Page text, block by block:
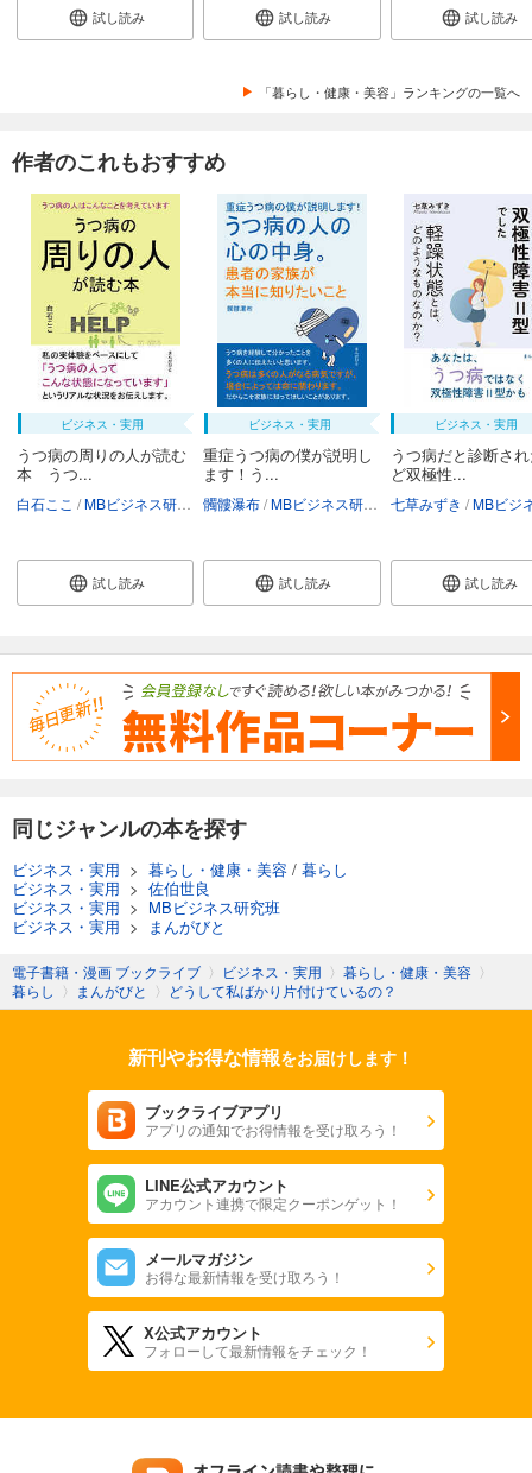
試し読み 試し読み 試し読み
「暮らし・健康・美容」ランキングの一覧へ
作者のこれもおすすめ
ビジネス・実用
うつ病の周りの人が読む
本 うつ...
白石ここ MBビジネス研究班
試し読み
ビジネス・実用
重症うつ病の僕が説明し
ます！う...
髑髏瀑布 MBビジネス研究班
試し読み
ビジネス・実用
うつ病だと診断さ
ど双極性...
七草みずき MBビジネス
試し読み
同じジャンルの本を探す
ビジネス・実用 > 暮らし・健康・美容 / 暮らし
ビジネス・実用 > 佐伯世良
ビジネス・実用 > MBビジネス研究班
ビジネス・実用 > まんがびと
電子書籍・漫画 ブックライブ 〉 ビジネス・実用 〉 暮らし・健康・美容 〉
暮らし 〉 まんがびと 〉 どうして私ばかり片付けているの？
新刊やお得な情報をお届けします！
ブックライブアプリ
アプリの通知でお得情報を受け取ろう！
LINE公式アカウント
アカウント連携で限定クーポンゲット！
メールマガジン
お得な最新情報を受け取ろう！
X公式アカウント
フォローして最新情報をチェック！